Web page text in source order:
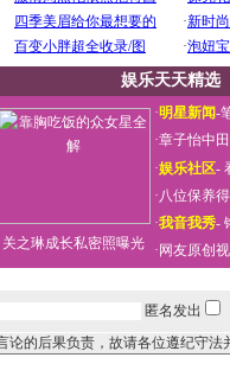
娱乐天天精选
关之琳成长私密照曝光
·明星新闻-
·章子怡中
·娱乐社区-
·八位保养
·我音我秀-
· 网友原创
匿名发出
论的后果负责，故请各位遵纪守法